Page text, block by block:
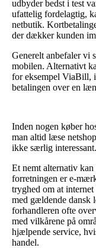
udbyder bedst i test
ufattelig fordelagtig,
netbutik.
der dækker kunden
Generelt anbefaler vi
mobilen. Alternativt
for eksempel ViaBill,
betalingen over en
Inden nogen køber
man altid læse
ikke særlig interessant.
Et nemt alternativ
forretningen er e-
tryghed om at
med gældende dansk
forhandleren ofte
med vilkårene på
hjælpende service,
handel.